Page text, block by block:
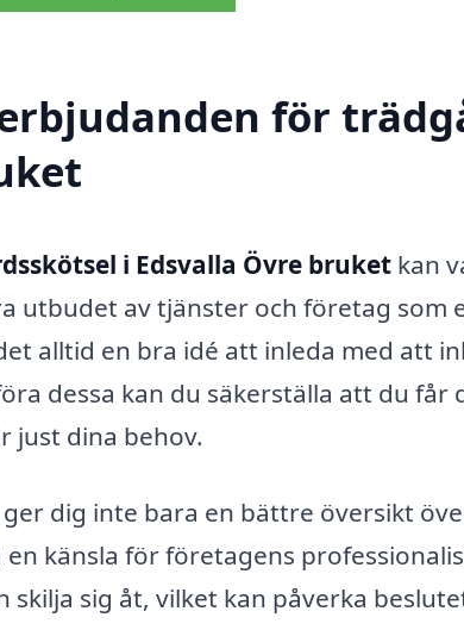
för
i Edsvalla Övre bruket kan
utbudet av tjänster och företag som
alltid en bra idé att inleda med att
dessa kan du säkerställa att du får
just dina behov.
dig inte bara en bättre översikt
känsla för företagens
sig åt, vilket kan påverka